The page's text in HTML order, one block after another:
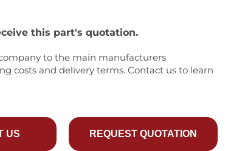
this part's quotation.
to the main manufacturers
costs and delivery terms. Contact us to learn
US REQUEST QUOTATION